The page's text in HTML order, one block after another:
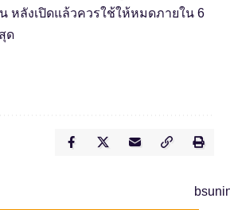
หลังเปิดแล้วควรใช้ให้หมดภายใน 6
ด